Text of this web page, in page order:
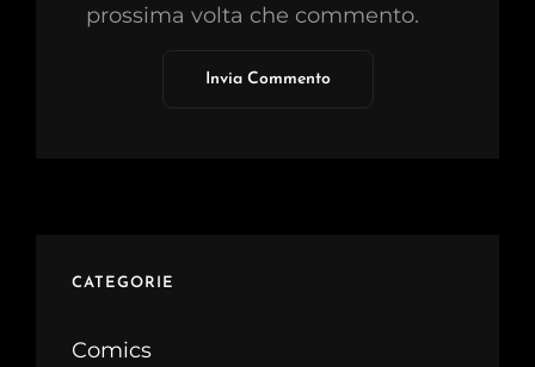
prossima volta che commento.
CATEGORIE
Comics